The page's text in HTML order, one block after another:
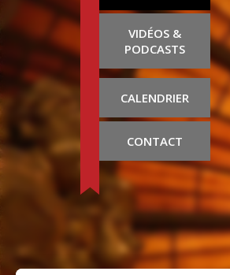
VIDÉOS &
PODCASTS
CALENDRIER
CONTACT